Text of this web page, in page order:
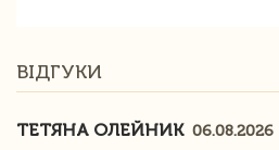
ВІДГУКИ
ТЕТЯНА ОЛЕЙНИК 06.08.2026